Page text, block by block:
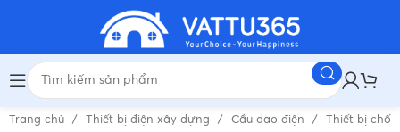
Trang chủ Thiết bị điện xây dựng Cầu dao điện Thiết bị